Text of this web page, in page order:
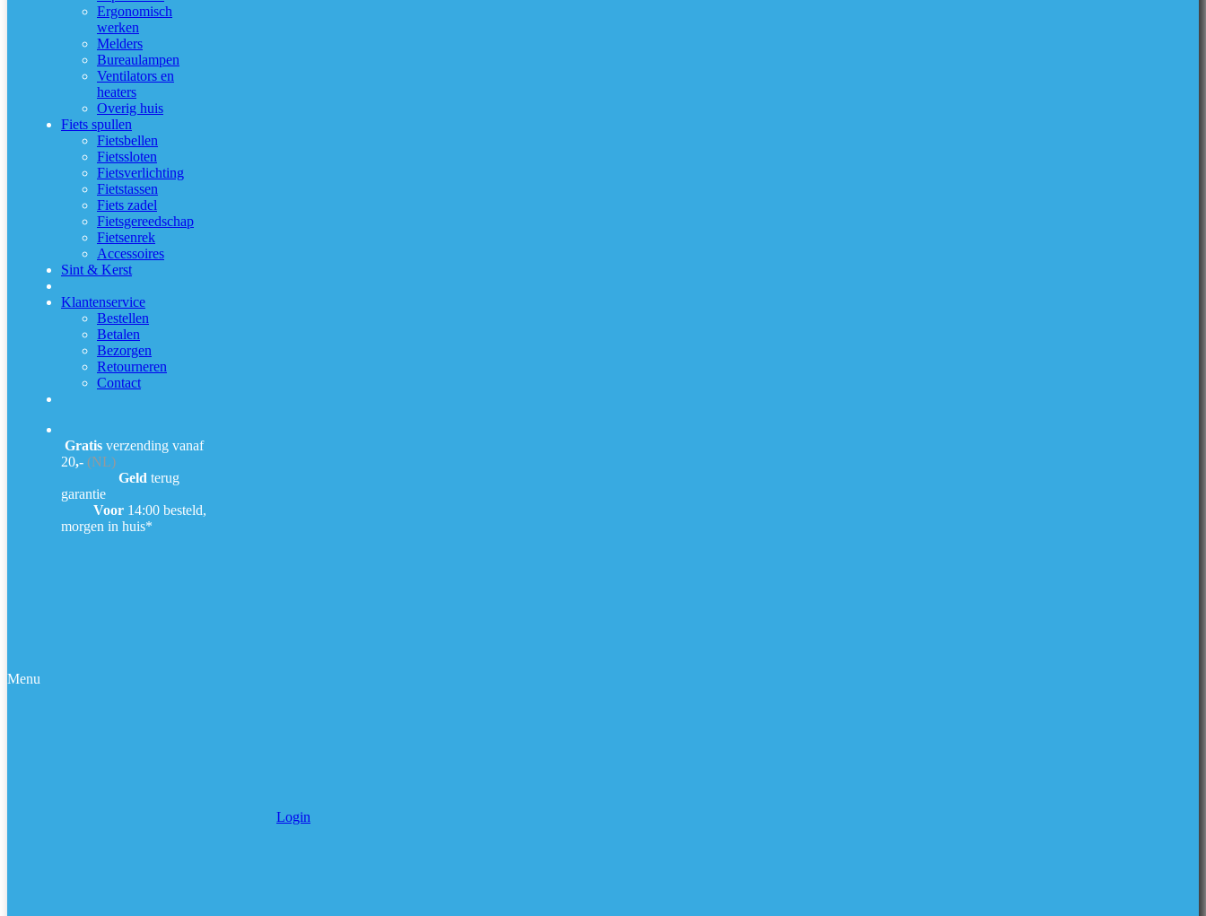
Ergonomisch
werken
Melders
Bureaulampen
Ventilators en
heaters
Overig huis
Fiets spullen
Fietsbellen
Fietssloten
Fietsverlichting
Fietstassen
Fiets zadel
Fietsgereedschap
Fietsenrek
Accessoires
Sint & Kerst
Klantenservice
Bestellen
Betalen
Bezorgen
Retourneren
Contact
Gratis verzending vanaf
20,- (NL)
Geld terug
garantie
Voor 14:00 besteld,
morgen in huis*
Menu
Login